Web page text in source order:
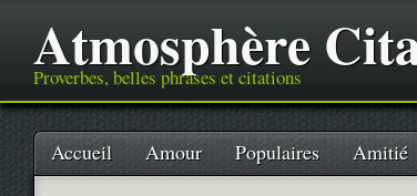
Atmosphère
Proverbes, belles phrases et citations
Main menu
SkipAccueil Amour Populaires Amitié